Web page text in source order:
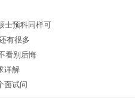
士预科同样可
有很多
看别后悔
详解
面试问